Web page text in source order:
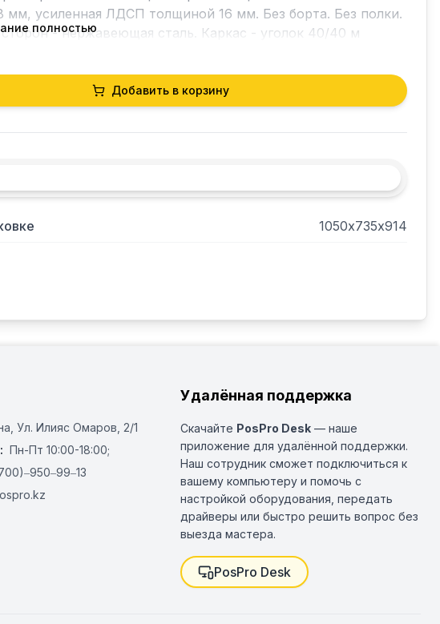
мм, усиленная ЛДСП толщиной 16 мм. Без борта. Без полки.
сторон - нержавеющая сталь. Каркас - уголок 40/40 м
полностью
Добавить в корзину
1050х735х914
​Ул. Илияс Омаров, 2/1
Пн-Пт 10:00-18:00;
Удалённая поддержка
Скачайте PosPro Desk — наше
приложение для удалённой поддержки.
Наш сотрудник сможет подключиться к
вашему компьютеру и помочь с
настройкой оборудования, передать
драйверы или быстро решить вопрос без
выезда мастера.
PosPro Desk